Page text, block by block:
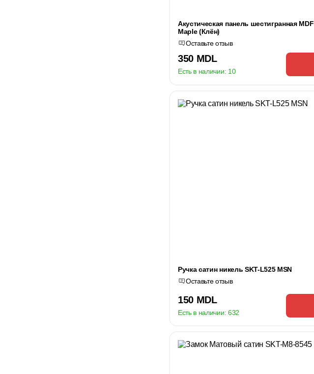
Акустическая панель шестигранная MDF
Maple (Клён)
Оставьте отзыв
350 MDL
Есть в наличии: 10
Ручка cатин никель SKT-L525 MSN
Оставьте отзыв
150 MDL
Есть в наличии: 632